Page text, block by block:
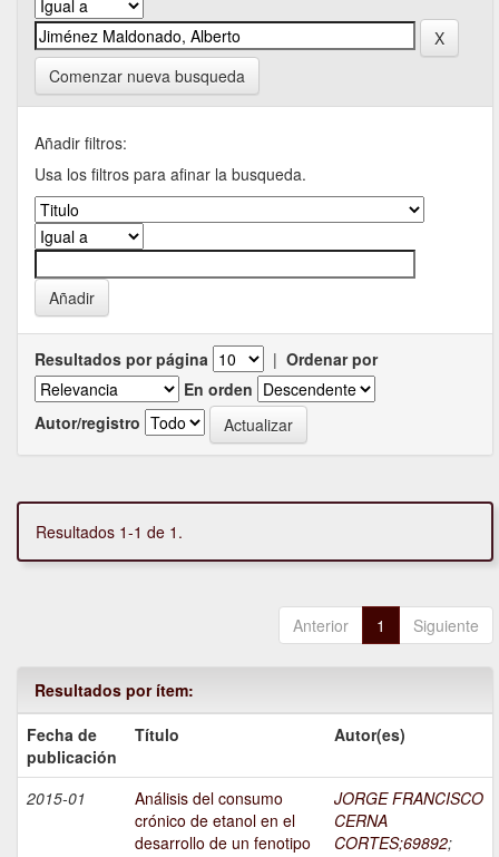
Comenzar nueva busqueda
Añadir filtros:
Usa los filtros para afinar la busqueda.
Resultados por página | Ordenar por
En orden
Autor/registro
Resultados 1-1 de 1.
Anterior 1 Siguiente
Resultados por ítem:
Fecha de
publicación
Título Autor(es)
2015-01
Análisis del consumo
crónico de etanol en el
desarrollo de un fenotipo
JORGE FRANCISCO
CERNA
CORTES;69892;